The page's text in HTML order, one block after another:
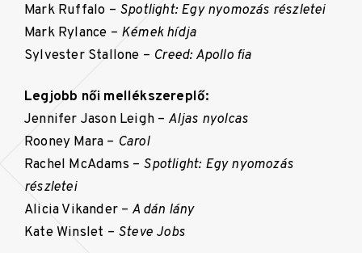
Mark Ruffalo – Spotlight: Egy nyomozás részletei
Mark Rylance – Kémek hídja
Sylvester Stallone – Creed: Apollo fia
Legjobb női mellékszereplő:
Jennifer Jason Leigh – Aljas nyolcas
Rooney Mara – Carol
Rachel McAdams – Spotlight: Egy nyomozás
részletei
Alicia Vikander – A dán lány
Kate Winslet – Steve Jobs